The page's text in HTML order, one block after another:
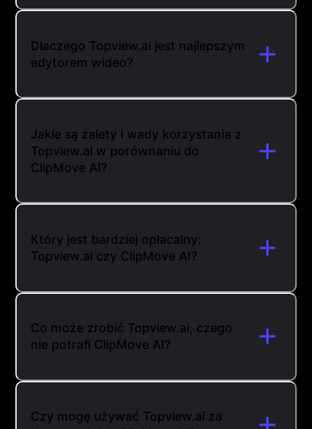
Dlaczego Topview.ai jest najlepszym
edytorem wideo?
Jakie są zalety i wady korzystania z
Topview.ai w porównaniu do
ClipMove AI?
Który jest bardziej opłacalny:
Topview.ai czy ClipMove AI?
Co może zrobić Topview.ai, czego
nie potrafi ClipMove AI?
Czy mogę używać Topview.ai za